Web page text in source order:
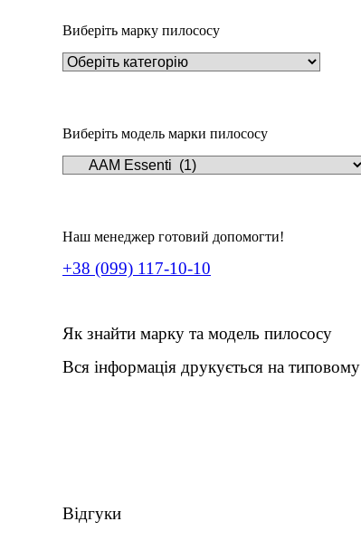
Виберіть марку пилососу
Виберіть модель марки пилососу
Наш менеджер готовий допомогти!
+38 (099) 117-10-10
Як знайти марку та модель пилососу
Вся інформація друкується на
Відгуки